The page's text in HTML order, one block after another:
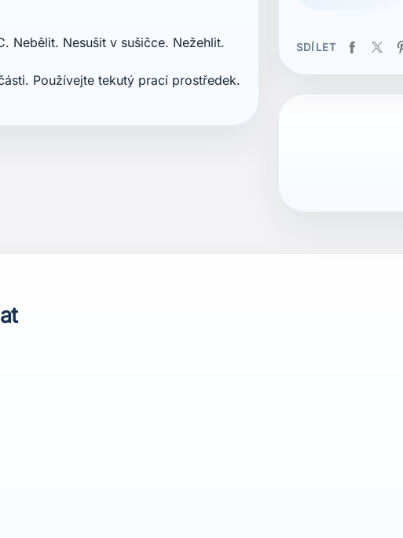
Nebělit. Nesušit v sušičce. Nežehlit.
Používejte tekutý prací prostředek.
SDÍLET